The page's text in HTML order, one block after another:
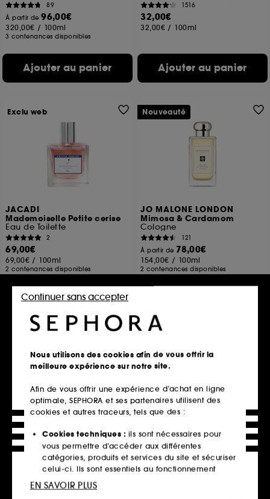
89
À partir de96,00€
320,00€ / 100ml
3 contenances disponibles
Ajouter au panier
1516
32,00€
32,00€ / 100ml
Ajouter au panier
JACADI
Mademoiselle Petite cerise
Eau de Toilette
2
69,00€
69,00€ / 100ml
2 contenances disponibles
Exclu web
JO MALONE LONDON
Mimosa & Cardamom
Cologne
121
À partir de 78,00€
154,00€ / 100ml
2 contenances disponibles
Nouveauté
JO MALONE LONDON
Poppy & Barley
154,00€
Nouveauté
JULIETTE HAS A GUN
Magnolia Bliss
Eau de Parfum
Nous utilisons des cookies afin de vous offrir la
meilleure expérience sur notre site.
Afin de vous offrir une expérience d’achat en ligne
optimale, SEPHORA et ses partenaires utilisent des
cookies et autres traceurs, tels que des :
Cookies techniques : ils sont nécessaires pour
vous permettre d’accéder aux différentes
catégories, produits et services du site et sécuriser
celui-ci. Ils sont essentiels au fonctionnement
technique du site et ne peuvent être désactivés.
Continuer sans accepter
EN SAVOIR PLUS